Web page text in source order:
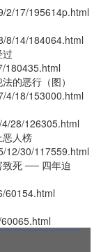
2/17/195614p.html
8/14/184064.html
180435.html
的恶行（图）
4/18/153000.html
28/126305.html
人榜
12/30/117559.html
致死 ── 四年迫
60154.html